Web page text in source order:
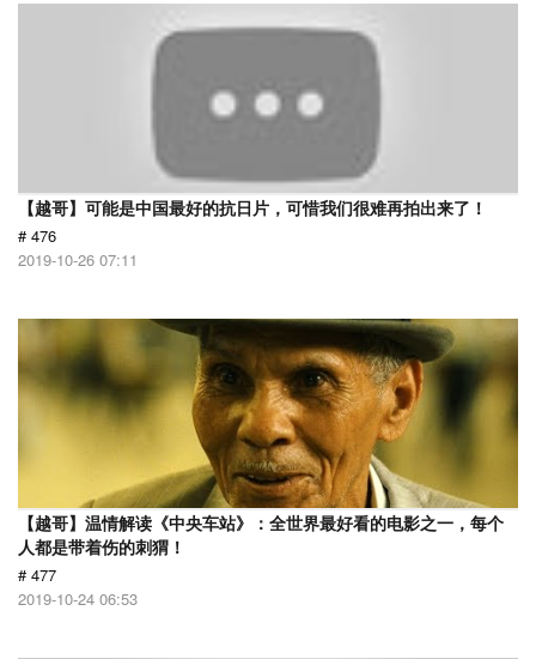
【越哥】可能是中国最好的抗日片，可惜我们很难再拍出来了！
# 476
2019-10-26 07:11
【越哥】温情解读《中央车站》：全世界最好看的电影之一，每个
人都是带着伤的刺猬！
# 477
2019-10-24 06:53